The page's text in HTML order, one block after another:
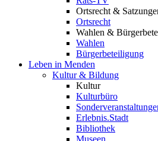
Ortsrecht &
Ortsrecht
Wahlen &
Wahlen
Bürgerbeteiligung
Leben in Menden
Kultur & Bildung
Kultur
Kulturbüro
Erlebnis.Stadt
Bibliothek
Museen